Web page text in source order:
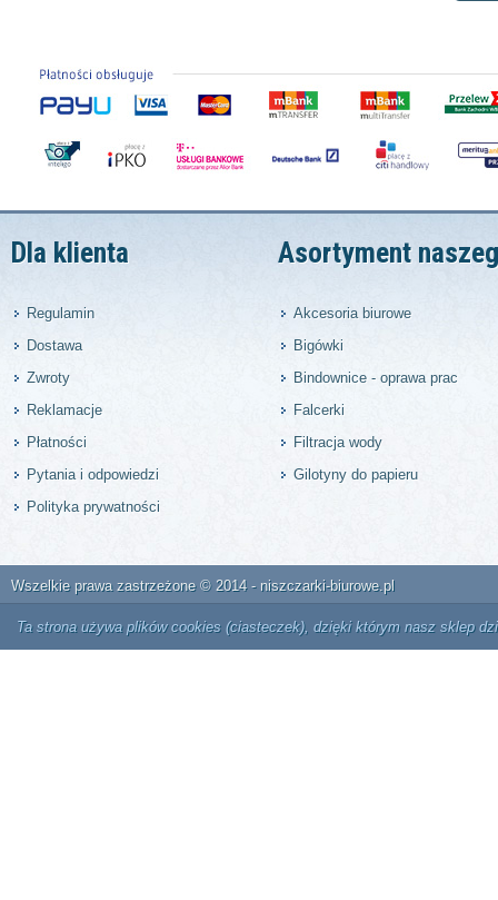
Dla klienta
Regulamin
Dostawa
Zwroty
Reklamacje
Płatności
Pytania i odpowiedzi
Polityka prywatności
Asortyment
Akcesoria biurowe
Bigówki
Bindownice - oprawa prac
Falcerki
Filtracja wody
Gilotyny do papieru
Wszelkie prawa zastrzeżone © 2014 - niszczarki-biurowe.pl
Ta strona używa plików cookies (ciasteczek), dzięki którym nasz sklep